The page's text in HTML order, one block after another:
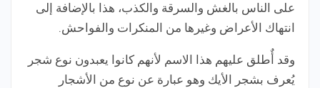
على الناس بالغش والسرقة والكذب، هذا بالإضافة إلى
انتهاك الأعراض وغيرها من المنكرات والفواحش.
وقد أٌطلق عليهم هذا الاسم لأنهم كانوا يعبدون نوع شجر
يُعرف بشجر الأيك وهو عبارة عن نوع من الأشجار